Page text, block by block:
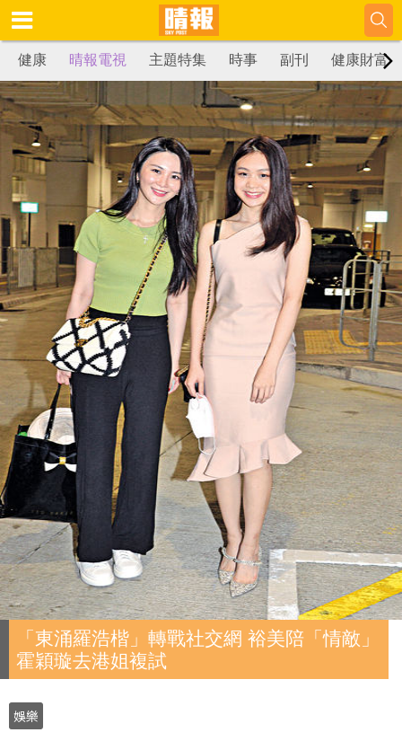
健康 晴報電視 主題特集 時事 副刊 健康財富
「東涌羅浩楷」轉戰社交網 裕美陪「情敵」
霍穎璇去港姐複試
娛樂